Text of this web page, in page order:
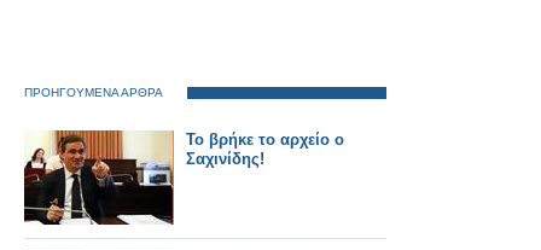
ΠΡΟΗΓΟΥΜΕΝΑ ΑΡΘΡΑ
Το βρήκε το αρχείο ο
Σαχινίδης!